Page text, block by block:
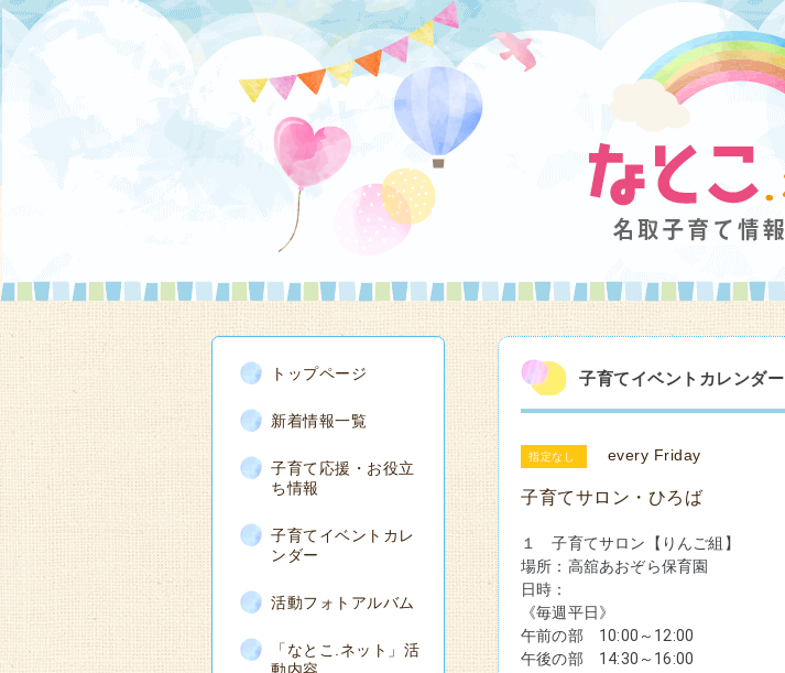
子育てイベントカレンダー
指定なし every Friday
子育てサロン・ひろば
１　子育てサロン【りんご組】
場所：高舘あおぞら保育園
日時：
《毎週平日》
午前の部　10:00～12:00
午後の部　14:30～16:00
トップページ
新着情報一覧
子育て応援・お役立
ち情報
子育てイベントカレ
ンダー
活動フォトアルバム
「なとこ.ネット」活